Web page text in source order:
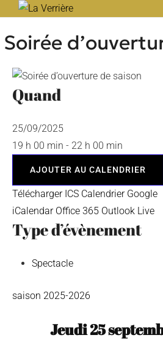
content
Soirée
Quand
25/09/2025
19 h 00 min - 22 h 00 min
AJOUTER AU CALENDRIER
Télécharger ICS Calendrier Google
iCalendar Office 365 Outlook Live
Type d’évènement
Spectacle
saison 2025-2026
Jeudi 25